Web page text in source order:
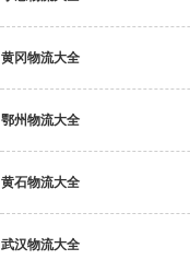
黄冈物流大全
鄂州物流大全
黄石物流大全
武汉物流大全